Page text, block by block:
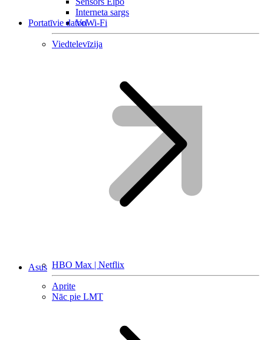
Interneta sargs
VoWi-Fi
Viedtelevīzija
HBO Max | Netflix
Aprite
Nāc pie LMT
Portatīvie datori
Asus